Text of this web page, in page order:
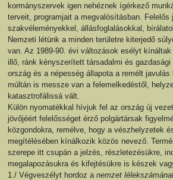
kormányszervek igen nehéznek ígérkező
terveit, programjait a megvalósításban. Felelős
szakvéleményekkel, állásfoglalásokkal,
Nemzeti létünk a minden területre kiterjedő
van. Az 1989-90. évi változások esélyt
illő, ránk kényszerített társadalmi és
ország és a népesség állapota a remélt
múltán is messze van a felemelkedéstől,
katasztrofálissá vált.
Külön nyomatékkal hívjuk fel az ország új
jövőjéért felelősséget érző polgártársak
közgondokra, remélve, hogy a vészhelyzetek
megítélésében kínálkozik közös nevező.
szerepe itt csupán a jelzés, részletezésükre,
megalapozásukra és kifejtésükre is készek
1./ Végveszélyt hordoz anemzet